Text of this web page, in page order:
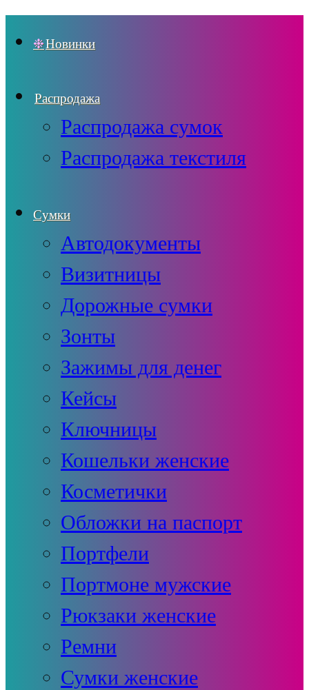
Новинки
Распродажа
Распродажа сумок
Распродажа текстиля
Сумки
Автодокументы
Визитницы
Дорожные сумки
Зонты
Зажимы для денег
Кейсы
Ключницы
Кошельки женские
Косметички
Обложки на паспорт
Портфели
Портмоне мужские
Рюкзаки женские
Ремни
Сумки женские